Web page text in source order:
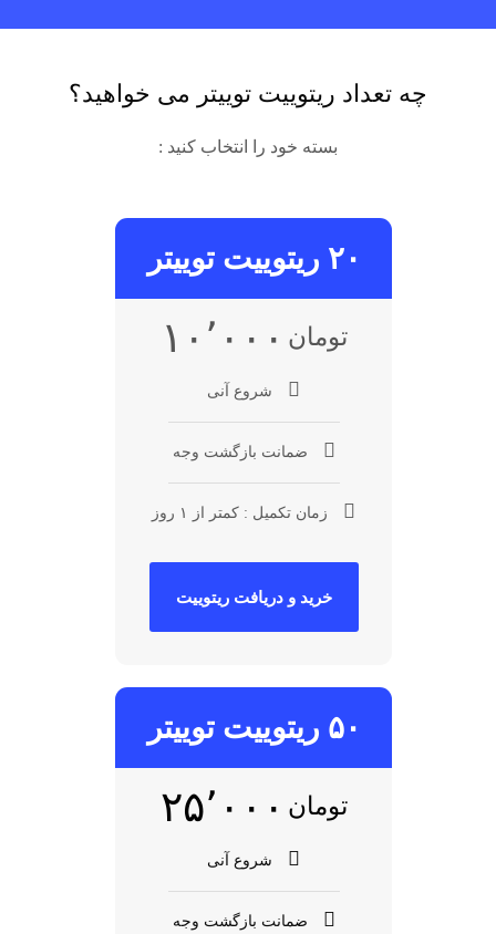
چه تعداد ریتوییت توییتر می خواهید؟
بسته خود را انتخاب کنید :
۲۰ ریتوییت توییتر
۱۰٬۰۰۰ تومان
شروع آنی
ضمانت بازگشت وجه
زمان تکمیل : کمتر از ۱ روز
خرید و دریافت ریتوییت
۵۰ ریتوییت توییتر​
۲۵٬۰۰۰ تومان
شروع آنی
ضمانت بازگشت وجه